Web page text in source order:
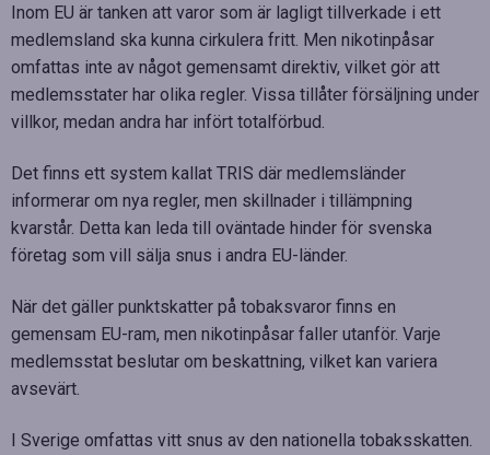
Inom EU är tanken att varor som är lagligt tillverkade i ett
medlemsland ska kunna cirkulera fritt. Men nikotinpåsar
omfattas inte av något gemensamt direktiv, vilket gör att
medlemsstater har olika regler. Vissa tillåter försäljning under
villkor, medan andra har infört totalförbud.
Det finns ett system kallat TRIS där medlemsländer
informerar om nya regler, men skillnader i tillämpning
kvarstår. Detta kan leda till oväntade hinder för svenska
företag som vill sälja snus i andra EU-länder.
När det gäller punktskatter på tobaksvaror finns en
gemensam EU-ram, men nikotinpåsar faller utanför. Varje
medlemsstat beslutar om beskattning, vilket kan variera
avsevärt.
I Sverige omfattas vitt snus av den nationella tobaksskatten.